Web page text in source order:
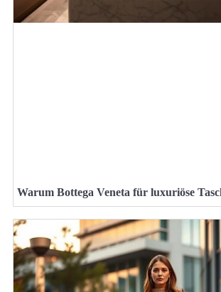
Warum Bottega Veneta für luxuriöse